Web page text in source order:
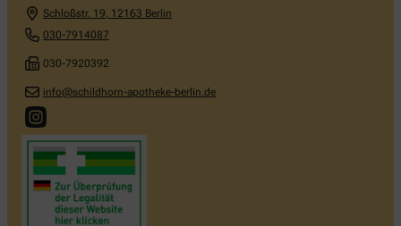
Schloßstr. 19, 12163 Berlin
030-7914087
030-7920392
info@schildhorn-apotheke-berlin.de